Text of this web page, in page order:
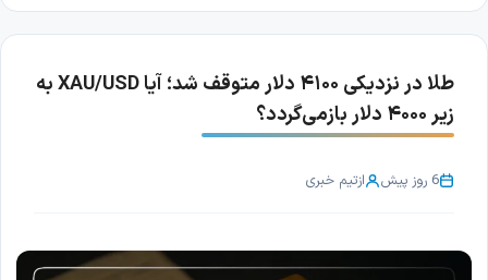
طلا در نزدیکی ۴۱۰۰ دلار متوقف شد؛ آیا XAU/USD به
زیر ۴۰۰۰ دلار بازمی‌گردد؟
6 روز پیش ازتیم خبری